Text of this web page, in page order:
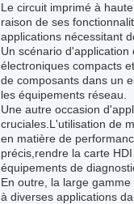
Le circuit imprimé à
raison de ses
applications nécessitant
Un scénario
électroniques compacts
de composants dans un
les équipements réseau.
Une autre occasion
cruciales.L'utilisation de
en matière de
précis,rendre la carte
équipements de
En outre, la large
à diverses applications